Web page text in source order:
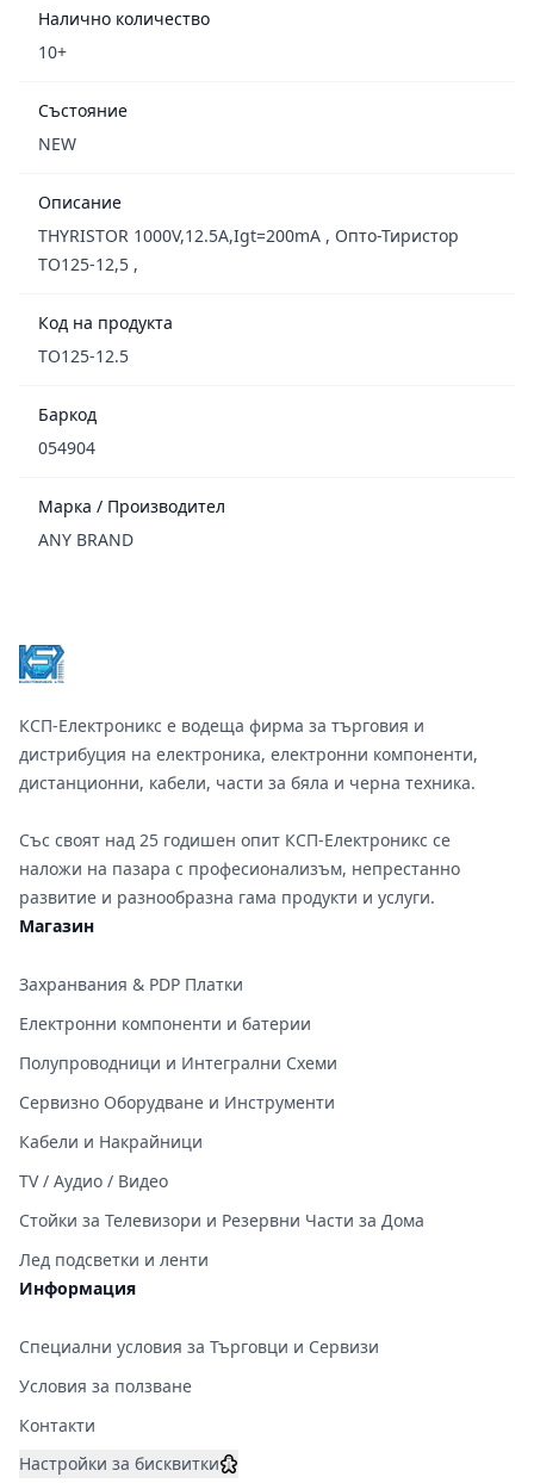
Налично количество
10+
Състояние
NEW
Описание
THYRISTOR 1000V,12.5A,Igt=200mA , Опто-Тиристор
ТО125-12,5 ,
Код на продукта
TO125-12.5
Баркод
054904
Марка / Производител
ANY BRAND
КСП-Електроникс е водеща фирма за търговия и
дистрибуция на електроника, електронни компоненти,
дистанционни, кабели, части за бяла и черна техника.
Със своят над 25 годишен опит КСП-Електроникс се
наложи на пазара с професионализъм, непрестанно
развитие и разнообразна гама продукти и услуги.
Магазин
Захранвания & PDP Платки
Електронни компоненти и батерии
Полупроводници и Интегрални Схеми
Сервизно Оборудване и Инструменти
Кабели и Накрайници
TV / Аудио / Видео
Стойки за Телевизори и Резервни Части за Дома
Лед подсветки и ленти
Информация
Специални условия за Търговци и Сервизи
Условия за ползване
Контакти
Настройки за бисквитки